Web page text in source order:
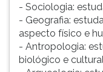
- Sociologia:
- Geografia:
aspecto físico e
- Antropologia:
biológico e